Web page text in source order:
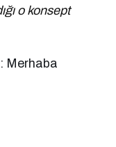
o konsept
Merhaba